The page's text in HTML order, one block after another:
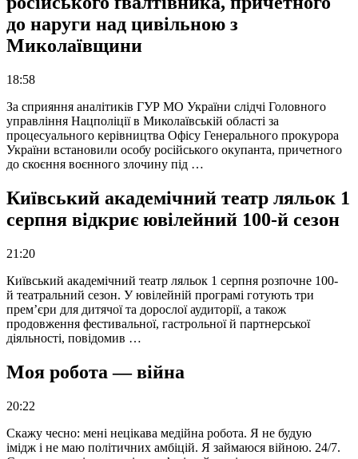
до наруги над цивільною з
Миколаївщини
18:58
За сприяння аналітиків ГУР МО України слідчі Головного
управління Нацполіції в Миколаївській області за
процесуального керівництва Офісу Генерального прокурора
України встановили особу російського окупанта, причетного
до скоєння воєнного злочину під …
Київський академічний театр ляльок 1
серпня відкриє ювілейний 100-й сезон
21:20
Київський академічний театр ляльок 1 серпня розпочне 100-
й театральний сезон. У ювілейній програмі готують три
прем’єри для дитячої та дорослої аудиторії, а також
продовження фестивальної, гастрольної й партнерської
діяльності, повідомив …
Моя робота — війна
20:22
Скажу чесно: мені нецікава медійна робота. Я не будую
імідж і не маю політичних амбіцій. Я займаюся війною. 24/7.